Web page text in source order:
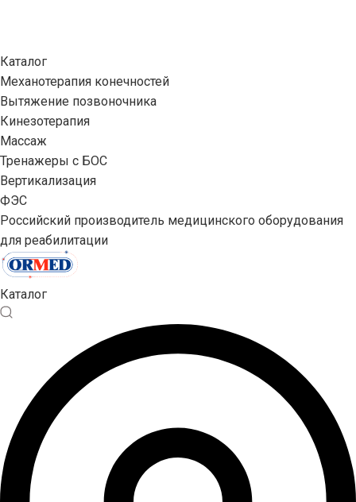
Каталог
Механотерапия конечностей
Вытяжение позвоночника
Кинезотерапия
Массаж
Тренажеры с БОС
Вертикализация
ФЭС
Российский производитель медицинского оборудования
для реабилитации
Каталог